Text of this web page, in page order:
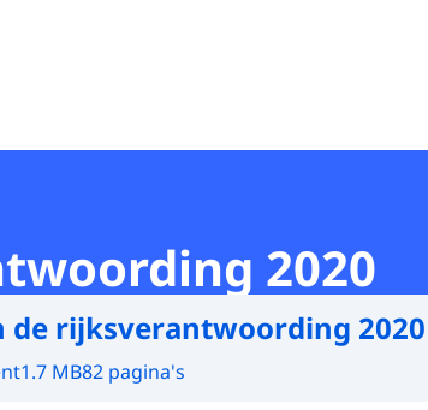
2020
de rijksverantwoording 2020
1.7 MB82 pagina's